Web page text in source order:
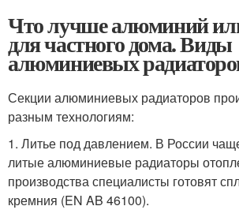
Что лучше алюминий
для частного дома. Виды
алюминиевых
Секции алюминиевых радиаторов
разным технологиям:
1. Литье под давлением. В России
литые алюминиевые радиаторы
производства специалисты готовят
кремния (EN AB 46100).